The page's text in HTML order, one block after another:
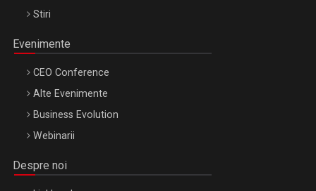
Stiri
Evenimente
CEO Conference
Alte Evenimente
Business Evolution
Webinarii
Despre noi